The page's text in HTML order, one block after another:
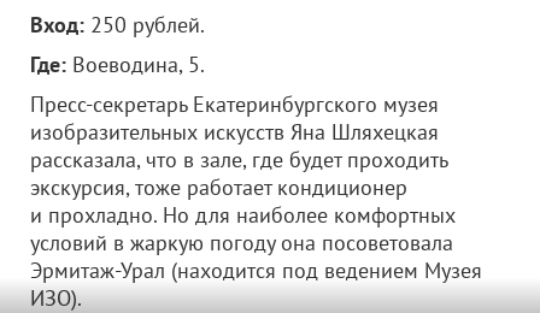
Вход: 250 рублей.
Где: Воеводина, 5.
Пресс-секретарь Екатеринбургского музея
изобразительных искусств Яна Шляхецкая
рассказала, что в зале, где будет проходить
экскурсия, тоже работает кондиционер
и прохладно. Но для наиболее комфортных
условий в жаркую погоду она посоветовала
Эрмитаж-Урал (находится под ведением Музея
ИЗО).